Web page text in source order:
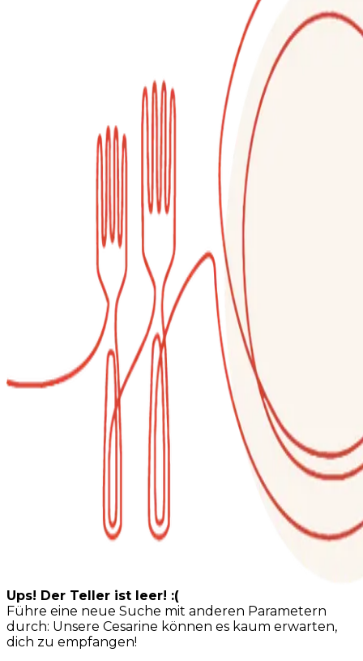
Ups! Der Teller ist leer! :(
Führe eine neue Suche mit anderen Parametern
durch: Unsere Cesarine können es kaum erwarten,
dich zu empfangen!